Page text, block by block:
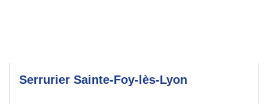
Serrurier Sainte-Foy-lès-Lyon